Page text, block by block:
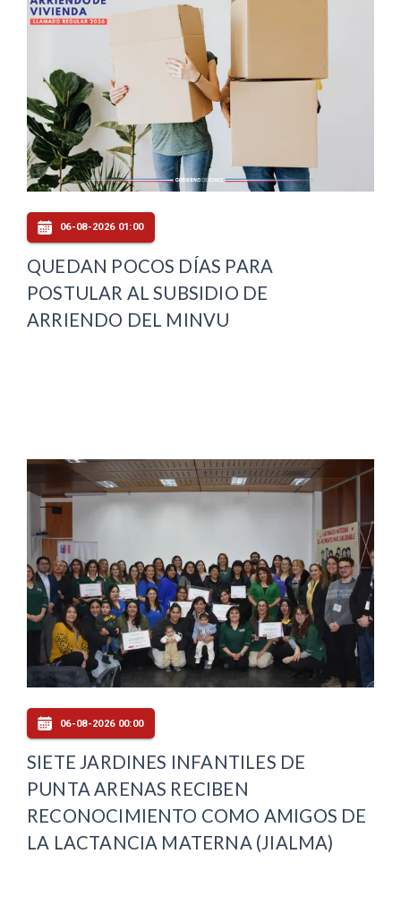
06-08-2026 01:00
QUEDAN POCOS DÍAS PARA
POSTULAR AL SUBSIDIO DE
ARRIENDO DEL MINVU
06-08-2026 00:00
SIETE JARDINES INFANTILES DE
PUNTA ARENAS RECIBEN
RECONOCIMIENTO COMO AMIGOS DE
LA LACTANCIA MATERNA (JIALMA)